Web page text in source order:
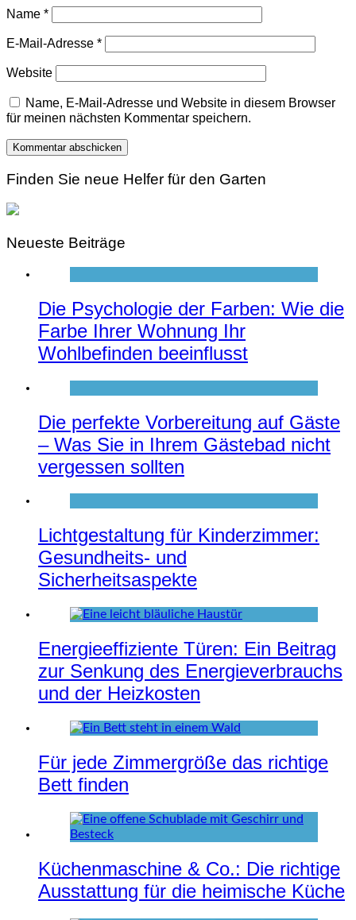
Name *
E-Mail-Adresse *
Website
Name, E-Mail-Adresse und Website in diesem Browser
für meinen nächsten Kommentar speichern.
Finden Sie neue Helfer für den Garten
Neueste Beiträge
Die Psychologie der Farben: Wie die
Farbe Ihrer Wohnung Ihr
Wohlbefinden beeinflusst
Die perfekte Vorbereitung auf Gäste
– Was Sie in Ihrem Gästebad nicht
vergessen sollten
Lichtgestaltung für Kinderzimmer:
Gesundheits- und
Sicherheitsaspekte
Energieeffiziente Türen: Ein Beitrag
zur Senkung des Energieverbrauchs
und der Heizkosten
Für jede Zimmergröße das richtige
Bett finden
Küchenmaschine & Co.: Die richtige
Ausstattung für die heimische Küche